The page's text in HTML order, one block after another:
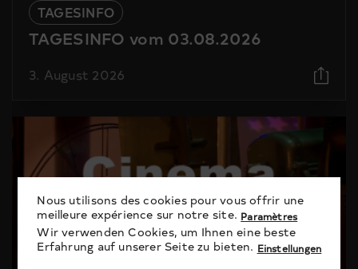
TAGESINFO
TAGESINFO vom 03.08.2026
3. August 2026
Nous utilisons des cookies pour vous offrir une
meilleure expérience sur notre site. Paramètres
Wir verwenden Cookies, um Ihnen eine beste
Erfahrung auf unserer Seite zu bieten. Einstellungen